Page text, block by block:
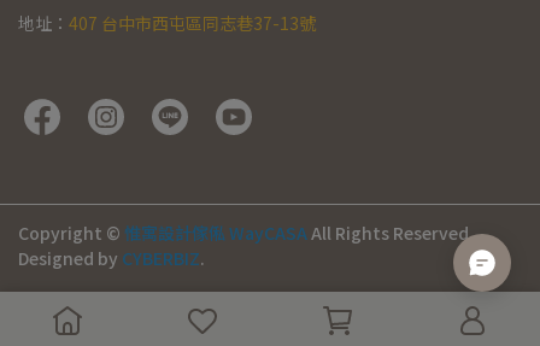
地址： 407 台中市西屯區同志巷37-13號
Copyright © 惟寓設計傢俬 WayCASAAll Rights Reserved.
Designed by CYBERBIZ.